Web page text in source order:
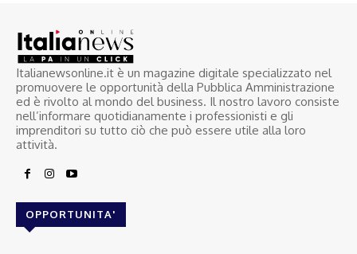
Italianewsonline.it è un magazine digitale specializzato nel
promuovere le opportunità della Pubblica Amministrazione
ed è rivolto al mondo del business. Il nostro lavoro consiste
nell’informare quotidianamente i professionisti e gli
imprenditori su tutto ciò che può essere utile alla loro
attività.
OPPORTUNITA'